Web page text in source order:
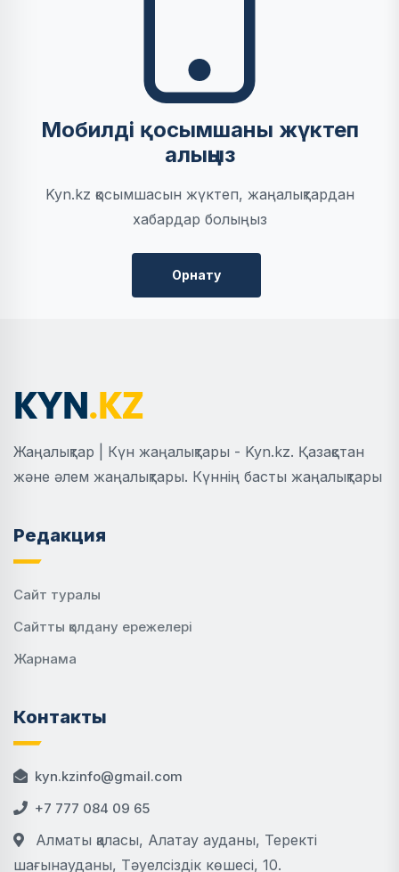
Мобилді қосымшаны жүктеп
алыңыз
Kyn.kz қосымшасын жүктеп, жаңалықтардан
хабардар болыңыз
Орнату
Жаңалықтар | Күн жаңалықтары - Kyn.kz. Қазақстан
және әлем жаңалықтары. Күннің басты жаңалықтары
Редакция
Сайт туралы
Сайтты қолдану ережелері
Жарнама
Контакты
kyn.kzinfo@gmail.com
+7 777 084 09 65
Алматы қаласы, Алатау ауданы, Теректі
шағынауданы, Тәуелсіздік көшесі, 10.